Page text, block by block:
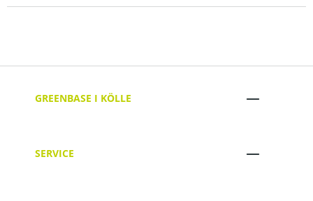
GREENBASE I KÖLLE
SERVICE